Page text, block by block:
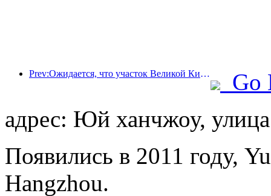
Prev:Ожидается, что участок Великой Китайской стены Цзянцзюньгуань в районе Пингу города Пекина будет открыт для публики уже к концу 2026 года.
Go
адрес: Юй ханчжоу,
Появились в 2011 году,
Hangzhou.